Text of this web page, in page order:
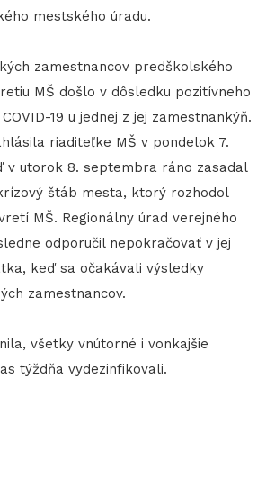
mestského úradu.
zamestnancov predškolského
MŠ došlo v dôsledku pozitívneho
19 u jednej z jej zamestnankýň.
riaditeľke MŠ v pondelok 7.
v utorok 8. septembra ráno zasadal
štáb mesta, ktorý rozhodol
MŠ. Regionálny úrad verejného
odporučil nepokračovať v jej
keď sa očakávali výsledky
zamestnancov.
všetky vnútorné i vonkajšie
týždňa vydezinfikovali.